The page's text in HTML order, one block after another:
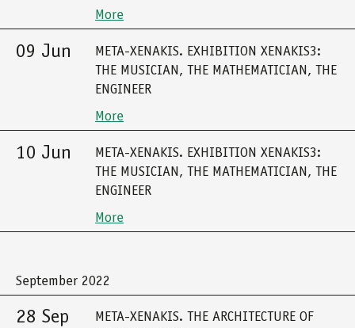
More
09 Jun
META-XENAKIS. EXHIBITION XENAKIS3:
THE MUSICIAN, THE MATHEMATICIAN, THE
ENGINEER
More
10 Jun
META-XENAKIS. EXHIBITION XENAKIS3:
THE MUSICIAN, THE MATHEMATICIAN, THE
ENGINEER
More
September 2022
28 Sep
META-XENAKIS. THE ARCHITECTURE OF